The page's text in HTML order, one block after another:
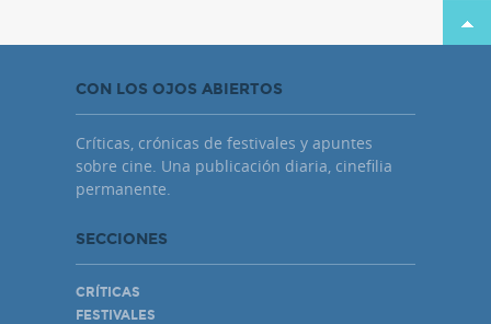
CON LOS OJOS ABIERTOS
Críticas, crónicas de festivales y apuntes
sobre cine. Una publicación diaria, cinefilia
permanente.
SECCIONES
CRÍTICAS
FESTIVALES